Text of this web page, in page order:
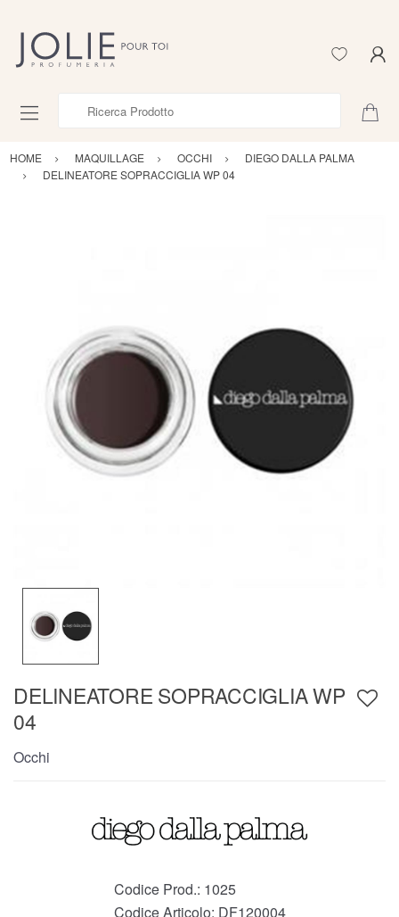
HOME MAQUILLAGE OCCHI
DIEGO DALLA PALMA
DELINEATORE SOPRACCIGLIA WP 04
DELINEATORE SOPRACCIGLIA WP
04
Occhi
Codice Prod.: 1025
Codice Articolo: DF120004